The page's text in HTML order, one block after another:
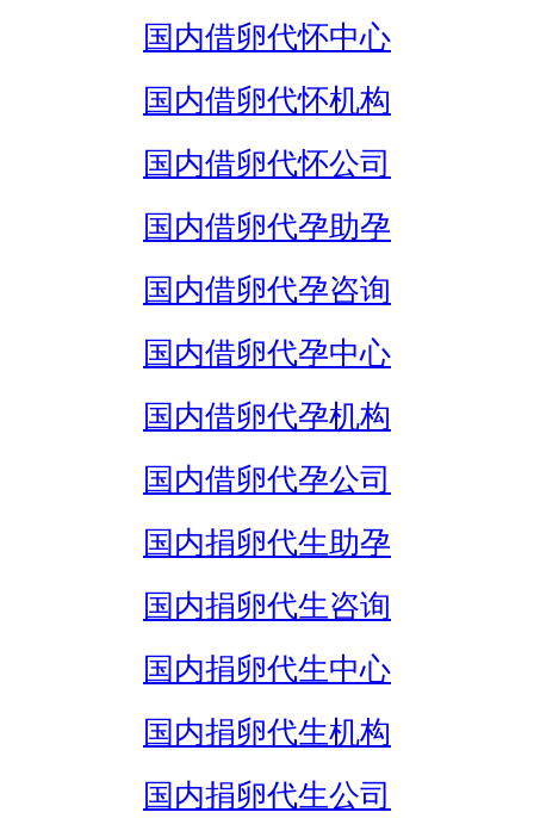
国内借卵代怀中心
国内借卵代怀机构
国内借卵代怀公司
国内借卵代孕助孕
国内借卵代孕咨询
国内借卵代孕中心
国内借卵代孕机构
国内借卵代孕公司
国内捐卵代生助孕
国内捐卵代生咨询
国内捐卵代生中心
国内捐卵代生机构
国内捐卵代生公司